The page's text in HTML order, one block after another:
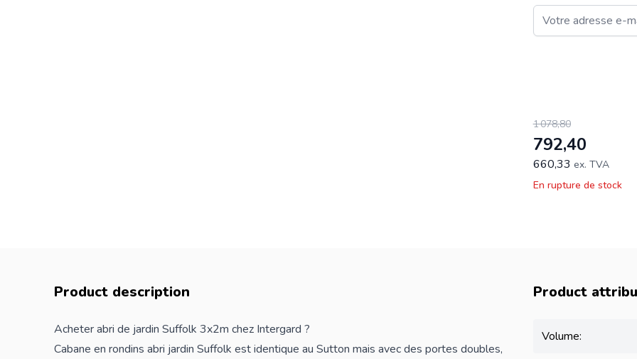
Email
1 078,80
792,40
660,33 ex. TVA
En rupture de stock
Product description
Acheter abri de jardin Suffolk 3x2m chez Intergard ?
Cabane en rondins abri jardin Suffolk est identique au Sutton mais avec des portes doubles,
Product
Volume: